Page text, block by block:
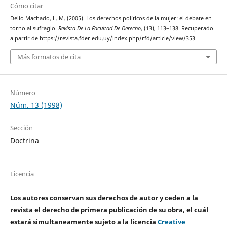
Cómo citar
Delio Machado, L. M. (2005). Los derechos políticos de la mujer: el debate en
torno al sufragio. Revista De La Facultad De Derecho, (13), 113–138. Recuperado
a partir de https://revista.fder.edu.uy/index.php/rfd/article/view/353
Más formatos de cita
Número
Núm. 13 (1998)
Sección
Doctrina
Licencia
Los autores conservan sus derechos de autor y ceden a la
revista el derecho de primera publicación de su obra, el cuál
estará simultaneamente sujeto a la licencia Creative